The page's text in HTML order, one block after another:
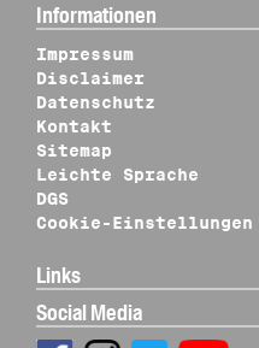
Informationen
Impressum
Disclaimer
Datenschutz
Kontakt
Sitemap
Leichte Sprache
DGS
Cookie-Einstellungen
Links
Social Media